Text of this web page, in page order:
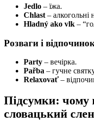
Jedlo – їжа.
Chlast – алкогольні
Hladný ako vlk –
Розваги і
Party – вечірка.
Pařba – гучне
Relaxovať–
Підсумки: чому
словацький